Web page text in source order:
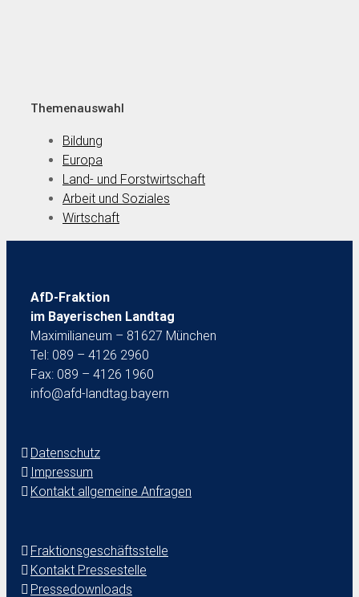
Themenauswahl
Bildung
Europa
Land- und Forstwirtschaft
Arbeit und Soziales
Wirtschaft
AfD-Fraktion
im Bayerischen Landtag
Maximilianeum – 81627 München
Tel: 089 – 4126 2960
Fax: 089 – 4126 1960
info@afd-landtag.bayern
Datenschutz
Impressum
Kontakt allgemeine Anfragen
Fraktionsgeschäftsstelle
Kontakt Pressestelle
Pressedownloads